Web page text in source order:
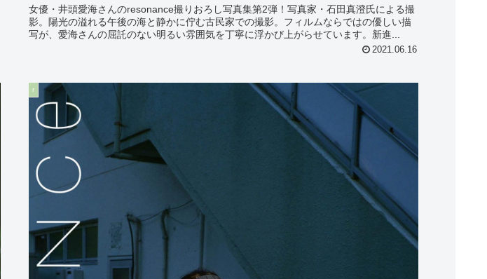
女優・井頭愛海さんのresonance撮りおろし写真集第2弾！写真家・石田真澄氏による撮
影。陽光の溢れる午後の海と静かに佇む古民家での撮影。フィルムならではの優しい描
写が、愛海さんの屈託のない明るい雰囲気を丁寧に浮かび上がらせています。新進...
2021.06.16
r